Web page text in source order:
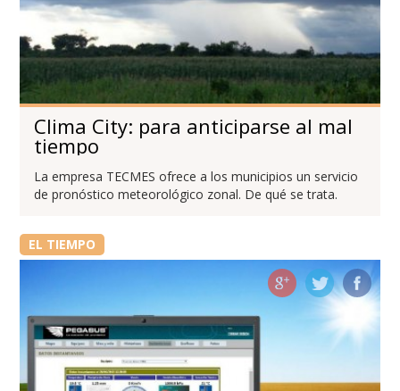
Clima City: para anticiparse al mal
tiempo
La empresa TECMES ofrece a los municipios un servicio
de pronóstico meteorológico zonal. De qué se trata.
EL TIEMPO